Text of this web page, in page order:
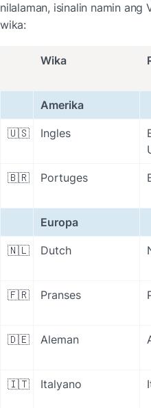
nilalaman, isinalin namin ang
wika:
Wika
Amerika
🇺🇸 Ingles
🇧🇷 Portuges
Europa
🇳🇱 Dutch
🇫🇷 Pranses
🇩🇪 Aleman
🇮🇹 Italyano